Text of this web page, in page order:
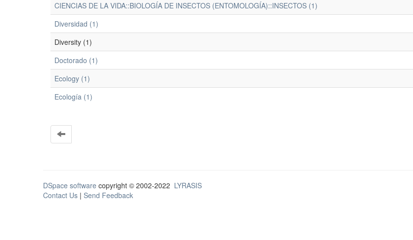
CIENCIAS DE LA VIDA::BIOLOGÍA DE INSECTOS (ENTOMOLOGÍA)::INSECTOS (1)
Diversidad (1)
Diversity (1)
Doctorado (1)
Ecology (1)
Ecología (1)
DSpace software copyright © 2002-2022 LYRASIS
Contact Us | Send Feedback